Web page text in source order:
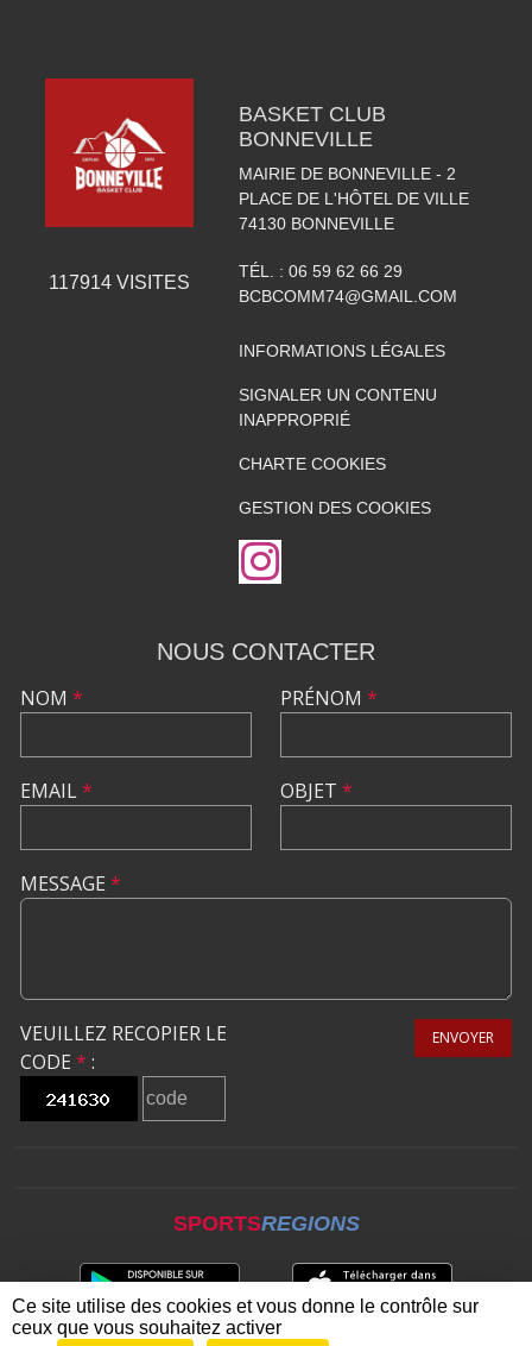
117914VISITES
BASKET CLUB
BONNEVILLE
MAIRIE DE BONNEVILLE - 2
PLACE DE L'HÔTEL DE VILLE
74130 BONNEVILLE
TÉL. : 06 59 62 66 29
BCBCOMM74@GMAIL.COM
INFORMATIONS LÉGALES
SIGNALER UN CONTENU
INAPPROPRIÉ
CHARTE COOKIES
GESTION DES COOKIES
NOUS CONTACTER
NOM *
EMAIL*
PRÉNOM *
OBJET *
MESSAGE *
VEUILLEZ RECOPIER LE
CODE * :
ENVOYER
SPORTSREGIONS
Ce site utilise des cookies et vous donne le contrôle sur
ceux que vous souhaitez activer